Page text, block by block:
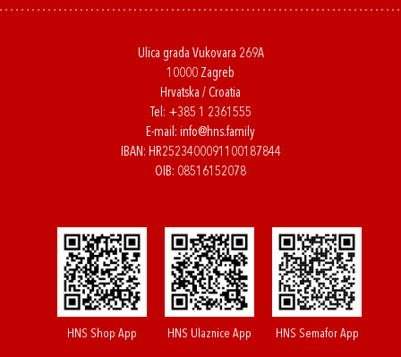
Ulica grada Vukovara 269A
10000 Zagreb
Hrvatska / Croatia
Tel: +385 1 2361555
E-mail: info@hns.family
IBAN: HR2523400091100187844
OIB: 08516152078
HNS Shop App HNS Ulaznice App HNS Semafor App